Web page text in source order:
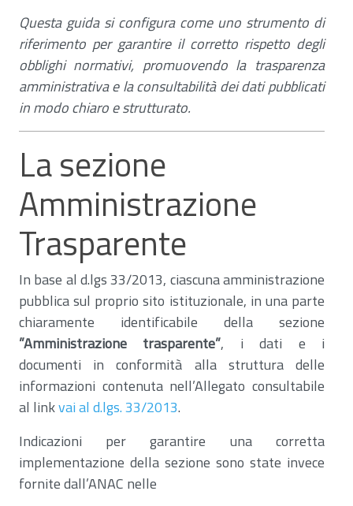
Questa guida si configura come uno strumento di
riferimento per garantire il corretto rispetto degli
obblighi normativi, promuovendo la trasparenza
amministrativa e la consultabilità dei dati pubblicati
in modo chiaro e strutturato.
La sezione
Amministrazione
Trasparente
In base al d.lgs 33/2013, ciascuna amministrazione
pubblica sul proprio sito istituzionale, in una parte
chiaramente identificabile della sezione
”Amministrazione trasparente”, i dati e i
documenti in conformità alla struttura delle
informazioni contenuta nell’Allegato consultabile
al linkvai al d.lgs. 33/2013.
Indicazioni per garantire una corretta
implementazione della sezione sono state invece
fornite dall’ANAC nelle